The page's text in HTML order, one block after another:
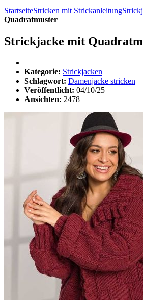
StartseiteStricken mit Strickanleitung
Quadratmuster
Strickjacke mit
Kategorie: Strickjacken
Schlagwort: Damenjacke stricken
Veröffentlicht: 04/10/25
Ansichten: 2478